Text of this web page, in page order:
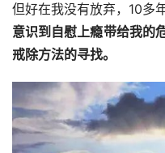
但好在我没有放弃，10多
意识到自慰上瘾带给我的
戒除方法的寻找。